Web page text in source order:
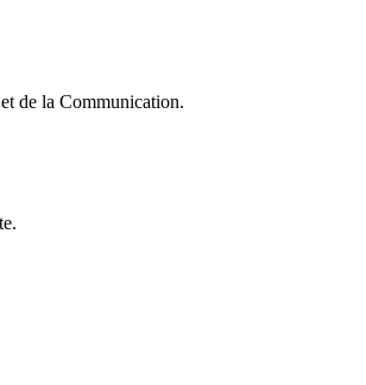
de la Communication.